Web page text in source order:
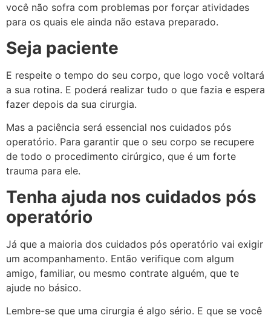
você não sofra com problemas por forçar atividades
para os quais ele ainda não estava preparado.
Seja paciente
E respeite o tempo do seu corpo, que logo você voltará
a sua rotina. E poderá realizar tudo o que fazia e espera
fazer depois da sua cirurgia.
Mas a paciência será essencial nos cuidados pós
operatório. Para garantir que o seu corpo se recupere
de todo o procedimento cirúrgico, que é um forte
trauma para ele.
Tenha ajuda nos cuidados pós
operatório
Já que a maioria dos cuidados pós operatório vai exigir
um acompanhamento. Então verifique com algum
amigo, familiar, ou mesmo contrate alguém, que te
ajude no básico.
Lembre-se que uma cirurgia é algo sério. E que se você